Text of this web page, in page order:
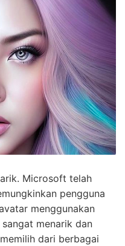
Microsoft telah
pengguna
menggunakan
menarik dan
dari berbagai